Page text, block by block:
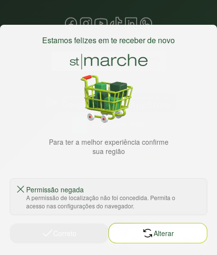
CNPJ: 09.000.493/0002-15
Ajuda e Suporte
Trabalhe conosco
Termos e políticas
Política de reembolso
Baixe nosso app
Estamos felizes em te receber de novo
Para ter a melhor experiência confirme
sua região
Permissão negada
A permissão de localização não foi concedida. Permita o
acesso nas configurações do navegador.
Alterar